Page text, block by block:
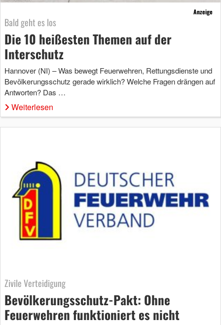
Anzeige
Bald geht es los
Die 10 heißesten Themen auf der
Interschutz
Hannover (NI) – Was bewegt Feuerwehren, Rettungsdienste und
Bevölkerungsschutz gerade wirklich? Welche Fragen drängen auf
Antworten? Das …
Weiterlesen
Zivile Verteidigung
Bevölkerungsschutz-Pakt: Ohne
Feuerwehren funktioniert es nicht